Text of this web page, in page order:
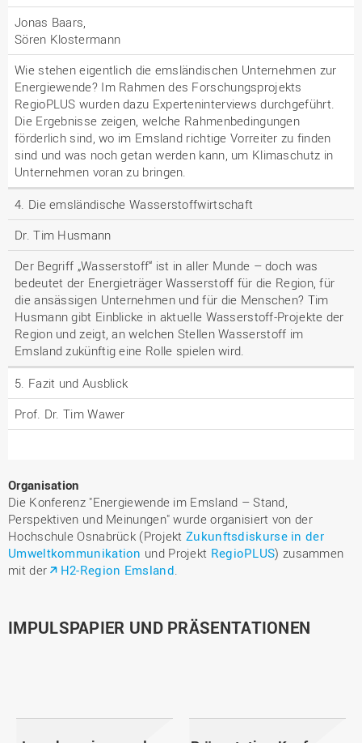
Jonas Baars,
Sören Klostermann
Wie stehen eigentlich die emsländischen Unternehmen zur
Energiewende? Im Rahmen des Forschungsprojekts
RegioPLUS wurden dazu Experteninterviews durchgeführt.
Die Ergebnisse zeigen, welche Rahmenbedingungen
förderlich sind, wo im Emsland richtige Vorreiter zu finden
sind und was noch getan werden kann, um Klimaschutz in
Unternehmen voran zu bringen.
4. Die emsländische Wasserstoffwirtschaft
Dr. Tim Husmann
Der Begriff „Wasserstoff“ ist in aller Munde – doch was
bedeutet der Energieträger Wasserstoff für die Region, für
die ansässigen Unternehmen und für die Menschen? Tim
Husmann gibt Einblicke in aktuelle Wasserstoff-Projekte der
Region und zeigt, an welchen Stellen Wasserstoff im
Emsland zukünftig eine Rolle spielen wird.
5. Fazit und Ausblick
Prof. Dr. Tim Wawer
Organisation
Die Konferenz "Energiewende im Emsland – Stand,
Perspektiven und Meinungen" wurde organisiert von der
Hochschule Osnabrück (ProjektZukunftsdiskurse in der
Umweltkommunikation und Projekt RegioPLUS) zusammen
mit der
H2-Region Emsland
IMPULSPAPIER UND PRÄSENTATIONEN